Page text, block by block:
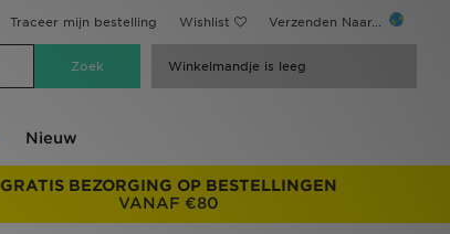
Traceer mijn bestelling Wishlist Verzenden Naar...
Winkelmandje is leeg
Nieuw
GRATIS BEZORGING OP BESTELLINGEN
VANAF €80